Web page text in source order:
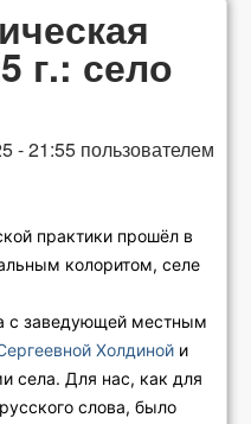
г.: село
- 21:55 пользователем
практики прошёл в
колоритом, селе
с заведующей местным
Холдиной и
села. Для нас, как для
слова, было